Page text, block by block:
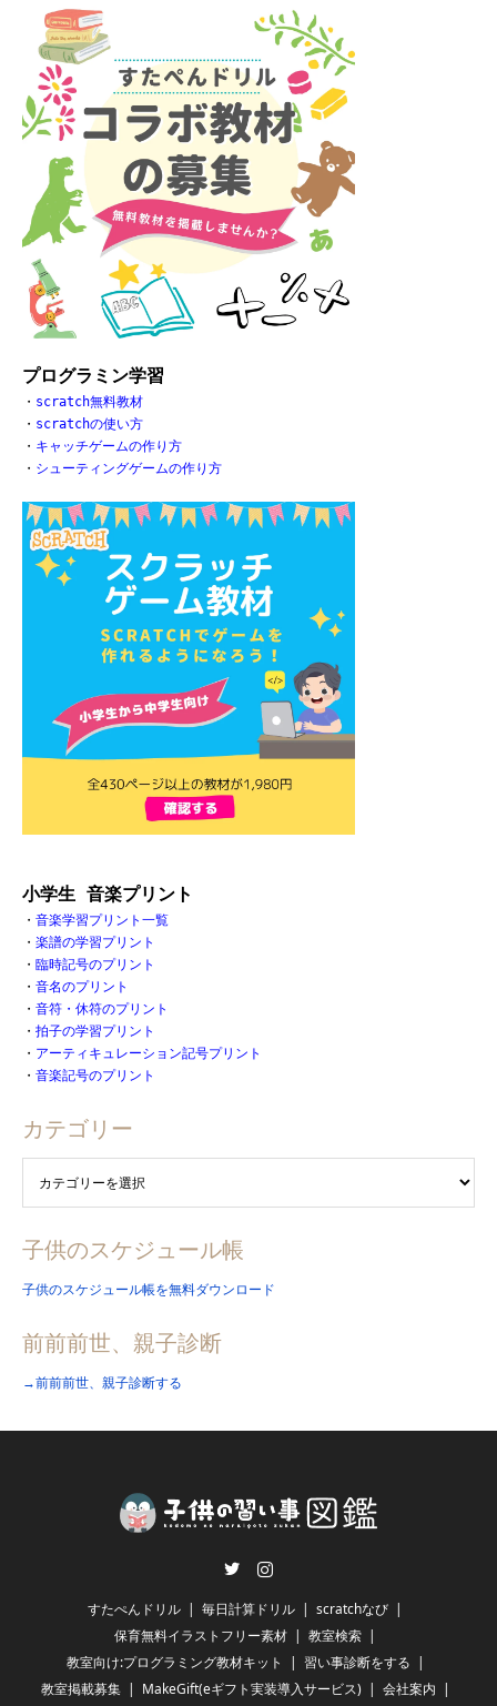
プログラミン学習
・ scratch無料教材
・ scratchの使い方
・ キャッチゲームの作り方
・ シューティングゲームの作り方
小学生 音楽プリント
・ 音楽学習プリント一覧
・ 楽譜の学習プリント
・ 臨時記号のプリント
・ 音名のプリント
・ 音符・休符のプリント
・ 拍子の学習プリント
・ アーティキュレーション記号プリント
・ 音楽記号のプリント
カテゴリー
子供のスケジュール帳
子供のスケジュール帳を無料ダウンロード
前前前世、親子診断
→前前前世、親子診断する
すたぺんドリル 毎日計算ドリル
scratchなび
保育無料イラストフリー素材
教室検索
教室向け:プログラミング教材キット
習い事診断をする
教室掲載募集
MakeGift(eギフト実装導入サービス)
会社案内